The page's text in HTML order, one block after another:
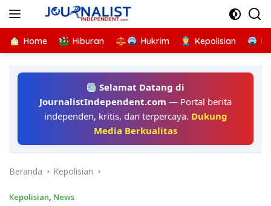
Home Hiburan Hukrim Kepolisian
Selamat Datang di
JournalistIndependent.com — Portal berita
independen, kritis, dan terpercaya. Dukung
Media Berkualitas
Beranda Kepolisian
Kepolisian, News